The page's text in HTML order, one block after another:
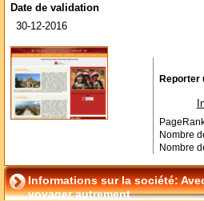
Date de validation
30-12-2016
Reporter
Nombre
Nombre
Informations sur la société:
voyager autrement